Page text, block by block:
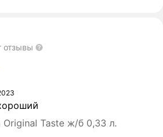
отзывы
Taste ж/б 0,33 л.